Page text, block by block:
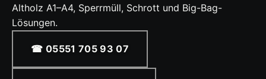
Altholz A1–A4, Sperrmüll, Schrott und Big-Bag-
Lösungen.
☎ 05551 705 93 07